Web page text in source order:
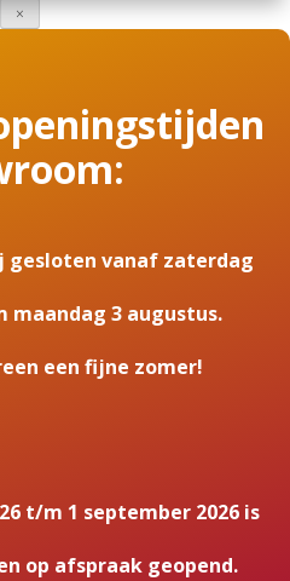
×
gesloten vanaf zaterdag
maandag 3 augustus.
een fijne zomer!
t/m 1 september 2026 is
op afspraak geopend.